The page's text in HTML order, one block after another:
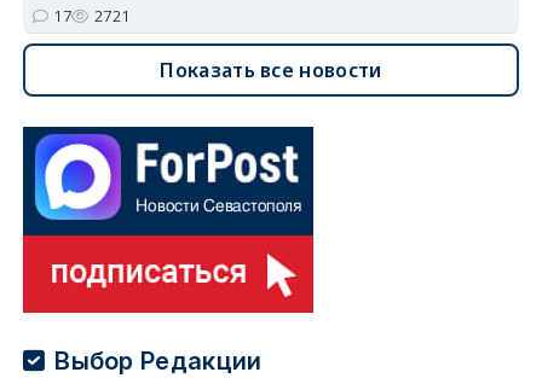
17 2721
Показать все новости
Выбор Редакции